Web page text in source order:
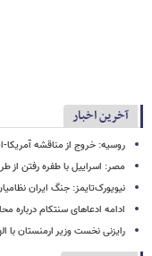
آخرین اخبار
روسیه: خروج از مناقشه
مصر: اسراییل با طفره رفتن از
نیویورک‌تایمز: جنگ ایران
ادامه ادعاهای سنتکام درباره
رایزنی نخست وزیر ارمنستان با